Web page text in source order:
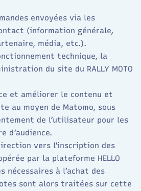
envoyées via les
(information générale,
média, etc.).​
technique, la
du site du RALLY MOTO
et améliorer le contenu et
au moyen de Matomo, sous
de l’utilisateur pour les
d’audience.​
vers l’inscription des
par la plateforme HELLO
nécessaires à l’achat des
sont alors traitées sur cette